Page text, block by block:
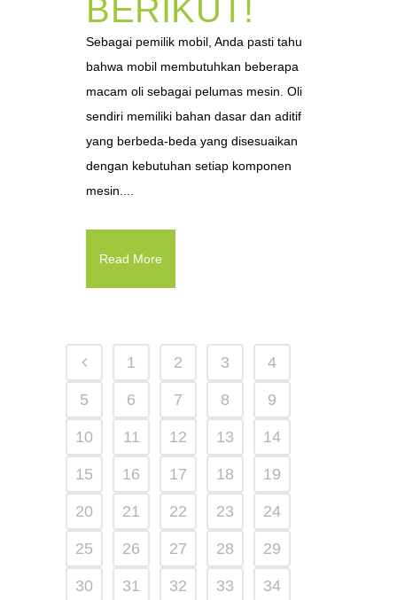
BERIKUT!
Sebagai pemilik mobil, Anda pasti tahu
bahwa mobil membutuhkan beberapa
macam oli sebagai pelumas mesin. Oli
sendiri memiliki bahan dasar dan aditif
yang berbeda-beda yang disesuaikan
dengan kebutuhan setiap komponen
mesin....
Read More
1 2 3 4
5 6 7 8 9
10 11 12 13 14
15 16 17 18 19
20 21 22 23 24
25 26 27 28 29
30 31 32 33 34